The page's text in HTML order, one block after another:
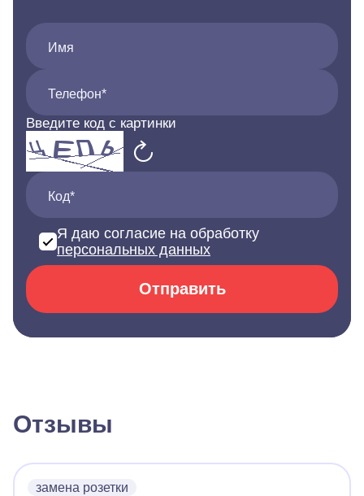
Имя
Телефон*
Введите код с картинки
Код*
Я даю согласие на обработку
персональных данных
Отправить
Отзывы
замена розетки